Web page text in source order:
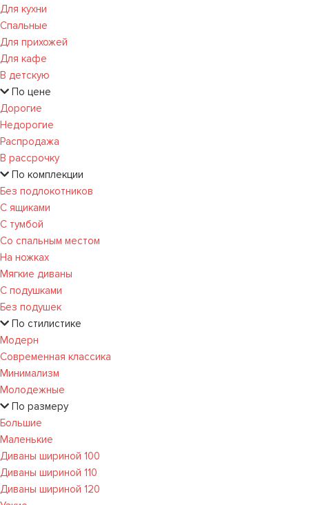
Для кухни
Спальные
Для прихожей
Для кафе
В детскую
По цене
Дорогие
Недорогие
Распродажа
В рассрочку
По комплекции
Без подлокотников
С ящиками
С тумбой
Со спальным местом
На ножках
Мягкие диваны
С подушками
Без подушек
По стилистике
Модерн
Современная классика
Минимализм
Молодежные
По размеру
Большие
Маленькие
Диваны шириной 100
Диваны шириной 110
Диваны шириной 120